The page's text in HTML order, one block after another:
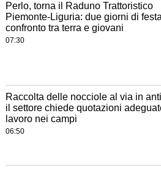
Perlo, torna il Raduno Trattoristico
Piemonte-Liguria: due giorni di
confronto tra terra e giovani
07:30
Raccolta delle nocciole al via in
il settore chiede quotazioni
lavoro nei campi
06:50